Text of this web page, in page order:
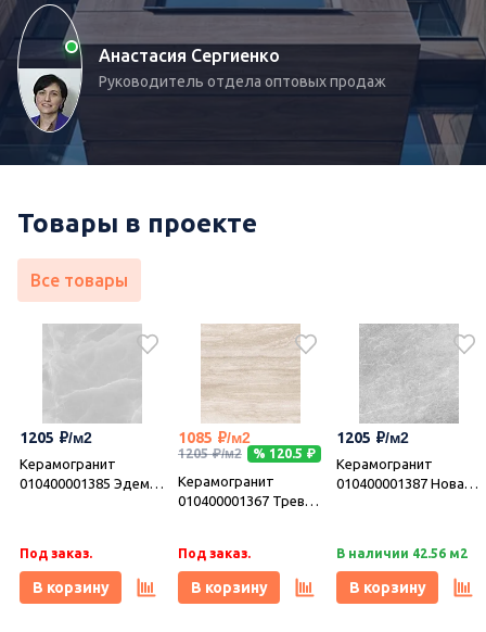
Анастасия Сергиенко
Руководитель отдела оптовых продаж
Товары в проекте
Все товары
1205
Керамогранит
010400001385 Эдем
Под заказ.
В корзину
1085
1205 % 120.5
Керамогранит
010400001367 Треви
Под заказ.
В корзину
1205
Керамогранит
010400001387 Нова
В наличии 42.56 м2
В корзину